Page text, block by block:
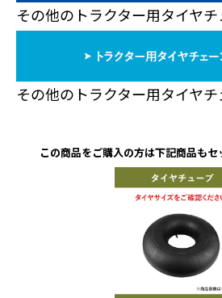
その他のトラクター用タイヤ
その他のトラクター用タイヤ
この商品をご購入の方は下記商品もセ